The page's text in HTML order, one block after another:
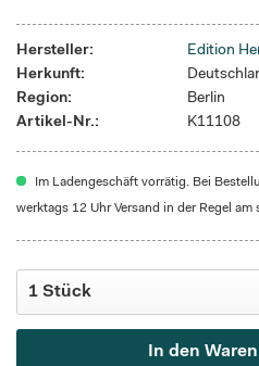
Hersteller:
Edition
Herkunft:
Region:
Berlin
Artikel-Nr.:
K11108
Im Ladengeschäft vorrätig. Bei
werktags 12 Uhr Versand in der Regel am
In den